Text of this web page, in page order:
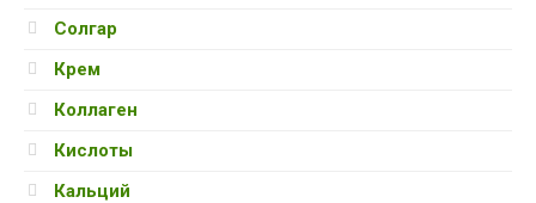
Солгар
Крем
Коллаген
Кислоты
Кальций